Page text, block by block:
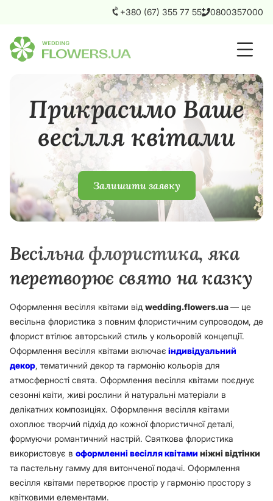
+380 (67) 355 77 55 0800357000
Прикрасимо Ваше
весілля квітами
Залишити заявку
Весільна флористика, яка
перетворює свято на казку
Оформлення весілля квітами від wedding.flowers.ua— це
весільна флористика з повним флористичним супроводом, де
флорист втілює авторський стиль у кольоровій концепції.
Оформлення весілля квітами включає індивідуальний
декор, тематичний декор та гармонію кольорів для
атмосферності свята. Оформлення весілля квітами поєднує
сезонні квіти, живі рослини й натуральні матеріали в
делікатних композиціях. Оформлення весілля квітами
охоплює творчий підхід до кожної флористичної деталі,
формуючи романтичний настрій. Святкова флористика
використовує в оформленні весілля квітами ніжні відтінки
та пастельну гамму для витонченої подачі. Оформлення
весілля квітами перетворює простір у гармонію простору з
квітковими елементами.